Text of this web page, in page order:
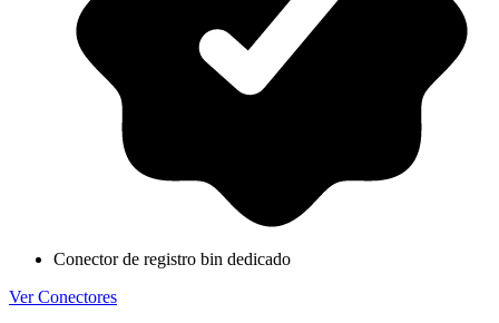
Conector de registro bin dedicado
Ver Conectores